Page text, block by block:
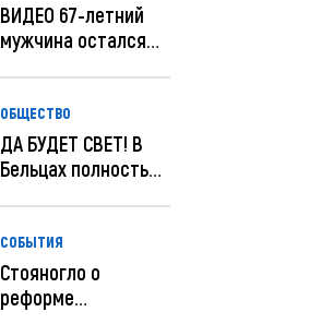
ВИДЕО 67-летний
мужчина остался
ОБЩЕСТВО
ДА БУДЕТ СВЕТ! В
Бельцах полностью
СОБЫТИЯ
Стояногло о
реформе